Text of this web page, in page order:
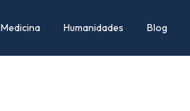
Medicina Humanidades Blog